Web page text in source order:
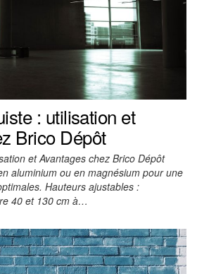
: utilisation et
Brico Dépôt
et Avantages chez Brico Dépôt
aluminium ou en magnésium pour une
Hauteurs ajustables :
40 et 130 cm à…